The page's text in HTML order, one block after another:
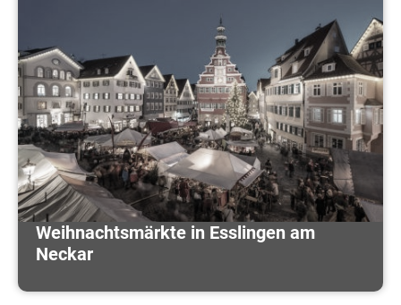
Weihnachtsmärkte in Esslingen am
Neckar